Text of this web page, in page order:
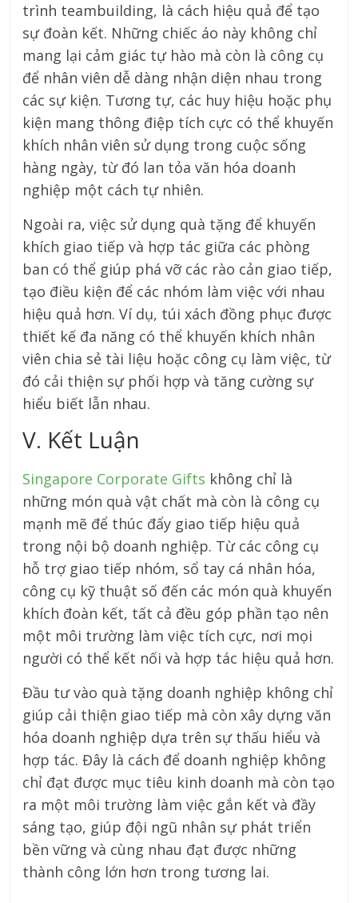
trình teambuilding, là cách hiệu quả để tạo
sự đoàn kết. Những chiếc áo này không chỉ
mang lại cảm giác tự hào mà còn là công cụ
để nhân viên dễ dàng nhận diện nhau trong
các sự kiện. Tương tự, các huy hiệu hoặc phụ
kiện mang thông điệp tích cực có thể khuyến
khích nhân viên sử dụng trong cuộc sống
hàng ngày, từ đó lan tỏa văn hóa doanh
nghiệp một cách tự nhiên.
Ngoài ra, việc sử dụng quà tặng để khuyến
khích giao tiếp và hợp tác giữa các phòng
ban có thể giúp phá vỡ các rào cản giao tiếp,
tạo điều kiện để các nhóm làm việc với nhau
hiệu quả hơn. Ví dụ, túi xách đồng phục được
thiết kế đa năng có thể khuyến khích nhân
viên chia sẻ tài liệu hoặc công cụ làm việc, từ
đó cải thiện sự phối hợp và tăng cường sự
hiểu biết lẫn nhau.
V. Kết Luận
Singapore Corporate Gifts không chỉ là
những món quà vật chất mà còn là công cụ
mạnh mẽ để thúc đẩy giao tiếp hiệu quả
trong nội bộ doanh nghiệp. Từ các công cụ
hỗ trợ giao tiếp nhóm, sổ tay cá nhân hóa,
công cụ kỹ thuật số đến các món quà khuyến
khích đoàn kết, tất cả đều góp phần tạo nên
một môi trường làm việc tích cực, nơi mọi
người có thể kết nối và hợp tác hiệu quả hơn.
Đầu tư vào quà tặng doanh nghiệp không chỉ
giúp cải thiện giao tiếp mà còn xây dựng văn
hóa doanh nghiệp dựa trên sự thấu hiểu và
hợp tác. Đây là cách để doanh nghiệp không
chỉ đạt được mục tiêu kinh doanh mà còn tạo
ra một môi trường làm việc gắn kết và đầy
sáng tạo, giúp đội ngũ nhân sự phát triển
bền vững và cùng nhau đạt được những
thành công lớn hơn trong tương lai.